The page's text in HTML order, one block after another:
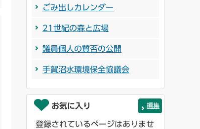
ごみ出しカレンダー
21世紀の森と広場
議員個人の賛否の公開
手賀沼水環境保全協議会
お気に入り 編集
登録されているページはありませ